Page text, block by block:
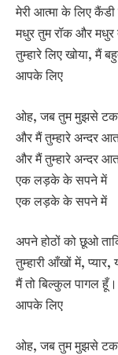
मेरी आत्मा के लिए कैंडी
मधुर तुम रॉक और मधुर
तुम्हारे लिए खोया, मैं
आपके लिए
ओह, जब तुम मुझसे
और मैं तुम्हारे अन्दर
और मैं तुम्हारे अन्दर
एक लड़के के सपने में
एक लड़के के सपने में
अपने होठों को छूओ
तुम्हारी आँखों में,
मैं तो बिल्कुल पागल हूँ।
आपके लिए
ओह, जब तुम मुझसे